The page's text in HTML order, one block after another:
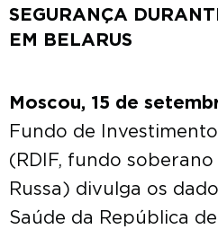
SEGURANÇA
EM BELARUS
Мoscou, 15 de
Fundo de
(RDIF, fundo
Russa) divulga os
Saúde da República